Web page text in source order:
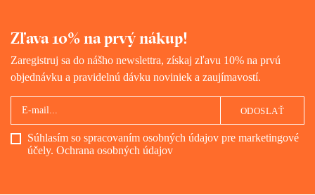
Zľava 10% na prvý nákup!
Zaregistruj sa do nášho newslettra, získaj zľavu 10% na prvú
objednávku a pravidelnú dávku noviniek a zaujímavostí.
Súhlasím so spracovaním osobných údajov pre marketingové
účely. Ochrana osobných údajov
ODOSLAŤ